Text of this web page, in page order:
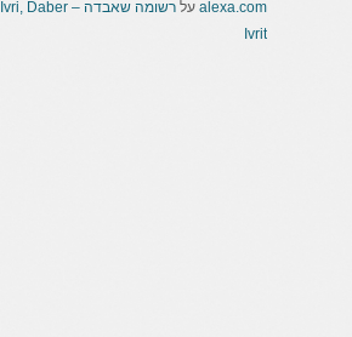
alexa.comעל
רשומה שאבדה – Ivri, Daber